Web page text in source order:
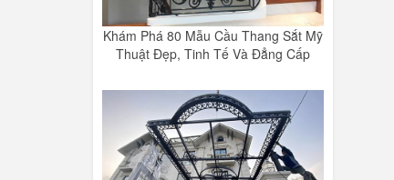
Khám Phá 80 Mẫu Cầu Thang Sắt Mỹ
Thuật Đẹp, Tinh Tế Và Đẳng Cấp